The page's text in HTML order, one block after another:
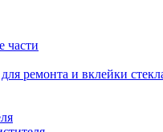
части
ремонта и вклейки